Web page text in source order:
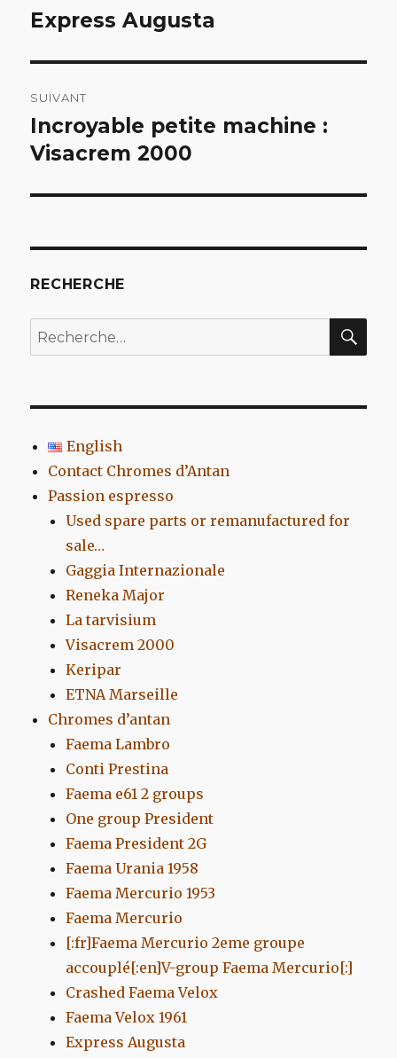
de
Article
Express Augusta
SUIVANT
Article
suivant :
Incroyable petite machine :
Visacrem 2000
RECHERCHE
Recherche
pour
English
Contact Chromes d’Antan
Passion espresso
Used spare parts or remanufactured for
sale…
Gaggia Internazionale
Reneka Major
La tarvisium
Visacrem 2000
Keripar
ETNA Marseille
Chromes d’antan
Faema Lambro
Conti Prestina
Faema e61 2 groups
One group President
Faema President 2G
Faema Urania 1958
Faema Mercurio 1953
Faema Mercurio
[:fr]Faema Mercurio 2eme groupe
accouplé[:en]V-group Faema Mercurio[:]
Crashed Faema Velox
Faema Velox 1961
Express Augusta